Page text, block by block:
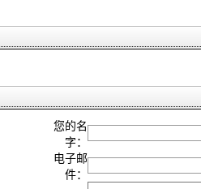
您的名
字：
电子邮
件：